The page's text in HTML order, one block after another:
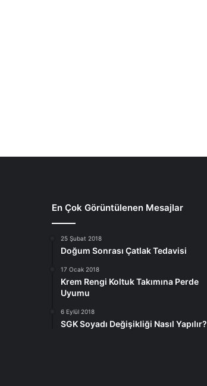
En Çok Görüntülenen Mesajlar
25 Şubat 2018
Doğum Sonrası Çatlak Tedavisi
17 Ocak 2018
Krem Rengi Koltuk Takımına Perde
Uyumu
6 Eylül 2018
SGK Soyadı Değişikliği Nasıl Yapılır?